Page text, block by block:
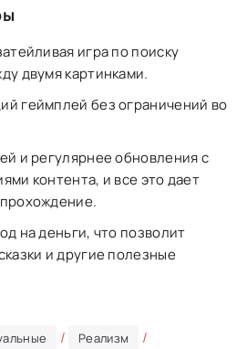
игра по поиску
двумя картинками.
геймплей без ограничений во
и регулярнее обновления с
контента, и все это дает
на деньги, что позволит
и другие полезные
/ Реализм /